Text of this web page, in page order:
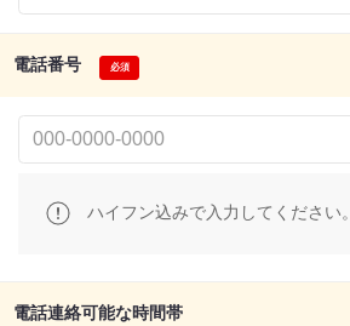
電話番号
ハイフン込みで入力してください。
電話連絡可能な時間帯